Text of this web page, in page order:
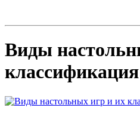
Виды
классификация